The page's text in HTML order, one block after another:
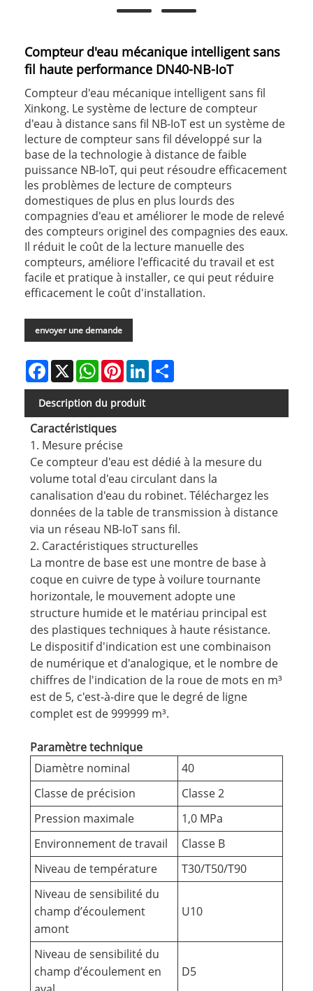
Compteur d'eau mécanique intelligent sans
fil haute performance DN40-NB-IoT
Compteur d'eau mécanique intelligent sans fil
Xinkong. Le système de lecture de compteur
d'eau à distance sans fil NB-IoT est un système de
lecture de compteur sans fil développé sur la
base de la technologie à distance de faible
puissance NB-IoT, qui peut résoudre efficacement
les problèmes de lecture de compteurs
domestiques de plus en plus lourds des
compagnies d'eau et améliorer le mode de relevé
des compteurs originel des compagnies des eaux.
Il réduit le coût de la lecture manuelle des
compteurs, améliore l'efficacité du travail et est
facile et pratique à installer, ce qui peut réduire
efficacement le coût d'installation.
envoyer une demande
Facebook
X WhatsAppPinterestLinkedIn
Description du produit
Caractéristiques
1. Mesure précise
Ce compteur d'eau est dédié à la mesure du
volume total d'eau circulant dans la
canalisation d'eau du robinet. Téléchargez les
données de la table de transmission à distance
via un réseau NB-IoT sans fil.
2. Caractéristiques structurelles
La montre de base est une montre de base à
coque en cuivre de type à voilure tournante
horizontale, le mouvement adopte une
structure humide et le matériau principal est
des plastiques techniques à haute résistance.
Le dispositif d'indication est une combinaison
de numérique et d'analogique, et le nombre de
chiffres de l'indication de la roue de mots en m³
est de 5, c'est-à-dire que le degré de ligne
complet est de 999999 m³.
Paramètre technique
Diamètre nominal
40
Classe de précision
Classe 2
Pression maximale
1,0 MPa
Environnement de travail
Classe B
Niveau de température
T30/T50/T90
Niveau de sensibilité du
champ d’écoulement
amont
U10
Niveau de sensibilité du
champ d’écoulement en
D5